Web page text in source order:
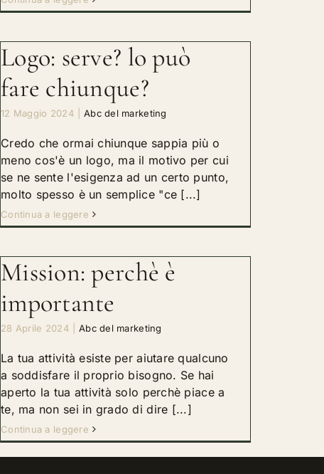
Logo: serve? lo può
fare chiunque?
12 Maggio 2024 Abc del marketing
Credo che ormai chiunque sappia più o
meno cos'è un logo, ma il motivo per cui
se ne sente l'esigenza ad un certo punto,
molto spesso è un semplice "ce [...]
Continua a leggere
Mission: perchè è
importante
28 Aprile 2024 Abc del marketing
La tua attività esiste per aiutare qualcuno
a soddisfare il proprio bisogno. Se hai
aperto la tua attività solo perchè piace a
te, ma non sei in grado di dire [...]
Continua a leggere